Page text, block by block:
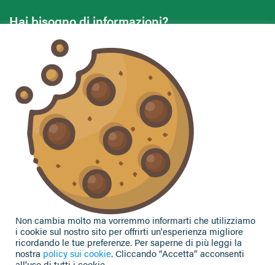
Hai bisogno di informazioni?
Vuoi contattarci per ricevere assistenza, lasciare un
commento o chiedere informazioni?
CONTATTACI
Seguici sui social
Non cambia molto ma vorremmo informarti che utilizziamo
i cookie sul nostro sito per offrirti un'esperienza migliore
ricordando le tue preferenze. Per saperne di più leggi la
nostra policy sui cookie. Cliccando “Accetta” acconsenti